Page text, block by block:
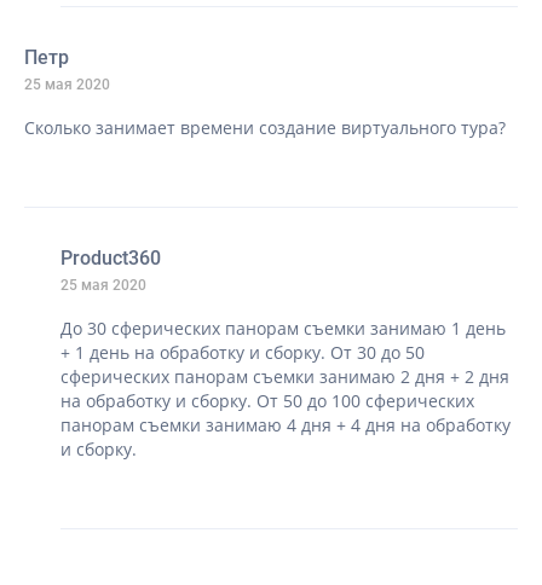
Петр
25 мая 2020
Сколько занимает времени создание виртуального тура?
Product360
25 мая 2020
До 30 сферических панорам съемки занимаю 1 день
+ 1 день на обработку и сборку. От 30 до 50
сферических панорам съемки занимаю 2 дня + 2 дня
на обработку и сборку. От 50 до 100 сферических
панорам съемки занимаю 4 дня + 4 дня на обработку
и сборку.